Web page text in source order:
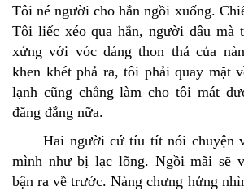
Tôi né người cho hắn ngồi xuống.
Tôi liếc xéo qua hắn, người đâu mà
xứng với vóc dáng thon thả của
khen khét phả ra, tôi phải quay mặt
lạnh cũng chẳng làm cho tôi mát
đăng đắng nữa.
Hai người cứ tíu tít nói chuyện
mình như bị lạc lõng. Ngồi mãi sẽ
bận ra về trước. Nàng chưng hửng